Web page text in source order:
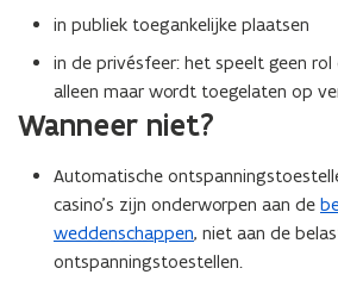
in publiek toegankelijke plaatsen
in de privésfeer: het speelt geen
alleen maar wordt toegelaten op
Wanneer niet?
Automatische
casino's zijn onderworpen aan de
weddenschappen, niet aan de
ontspanningstoestellen.